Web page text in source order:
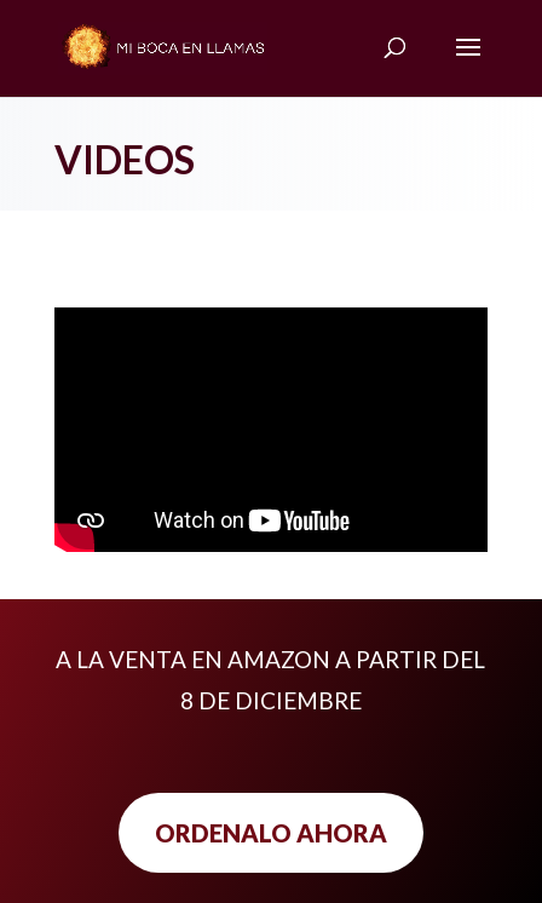
VIDEOS
A LA VENTA EN AMAZON A PARTIR DEL
8 DE DICIEMBRE
ORDENALO AHORA